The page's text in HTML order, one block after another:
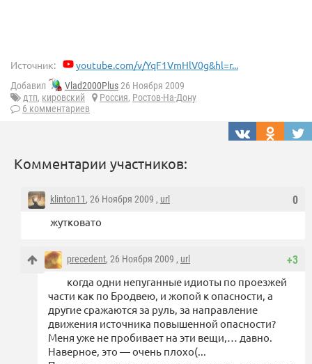
Источник: youtube.com/v/YqF1VmHlV0g&hl=r...
Добавил Vlad2000Plus26 Ноября 2009
дтп, кировский Россия, Ростов-На-Дону
6 комментариев
Комментарии участников:
0
klinton11, 26 Ноября 2009 , url
жутковато
+3
precedent, 26 Ноября 2009 , url
когда одни непуганные идиоты по проезжей
части как по Бродвею, и жопой к опасности, а
другие сражаются за руль, за направление
движения источника повышенной опасности?
Меня уже не пробивает на эти вещи,… давно.
Наверное, это — очень плохо(...